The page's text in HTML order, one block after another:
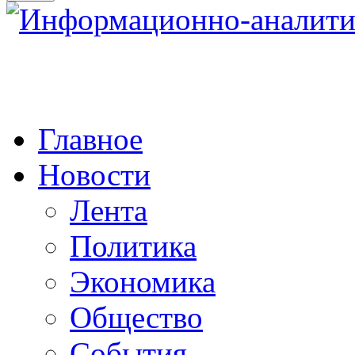
Главное
Новости
Лента
Политика
Экономика
Общество